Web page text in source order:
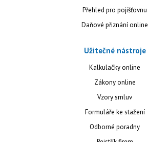
Přehled pro pojišťovnu
Daňové přiznání online
Užitečné nástroje
Kalkulačky online
Zákony online
Vzory smluv
Formuláře ke stažení
Odborné poradny